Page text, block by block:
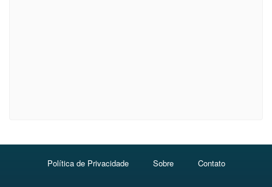
Política de Privacidade Sobre Contato